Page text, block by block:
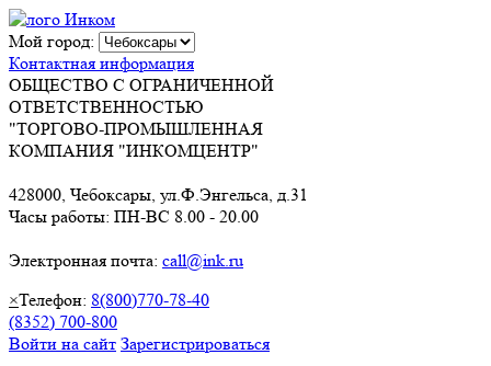
Мой город:
Контактная информация
ОБЩЕСТВО С ОГРАНИЧЕННОЙ
ОТВЕТСТВЕННОСТЬЮ
"ТОРГОВО-ПРОМЫШЛЕННАЯ
КОМПАНИЯ "ИНКОМЦЕНТР"
428000, Чебоксары, ул.Ф.Энгельса, д.31
Часы работы: ПН-ВС 8.00 - 20.00
Электронная почта: call@ink.ru
×Телефон: 8(800)770-78-40
(8352) 700-800
Войти на сайт Зарегистрироваться